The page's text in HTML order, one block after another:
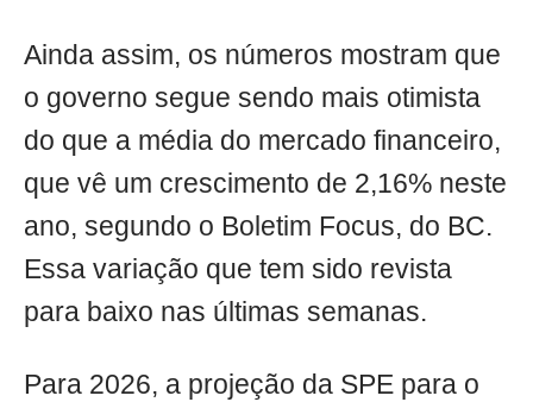
Ainda assim, os números mostram que
o governo segue sendo mais otimista
do que a média do mercado financeiro,
que vê um crescimento de 2,16% neste
ano, segundo o Boletim Focus, do BC.
Essa variação que tem sido revista
para baixo nas últimas semanas.
Para 2026, a projeção da SPE para o